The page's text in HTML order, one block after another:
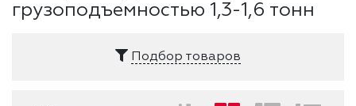
грузоподъемностью 1,3-1,6 тонн
Подбор товаров